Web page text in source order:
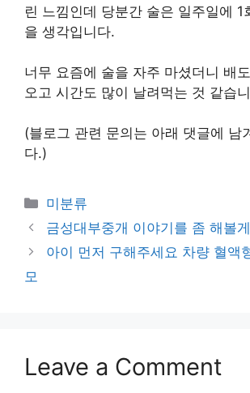
린 느낌인데 당분간 술은 일주일에 1
을 생각입니다.
너무 요즘에 술을 자주 마셨더니 배
오고 시간도 많이 날려먹는 것 같습
(블로그 관련 문의는 아래 댓글에 남
다.)
Categories
미분류
금성대부중개 이야기를 좀 해볼
아이 먼저 구해주세요 차량 혈액
모
Leave a Comment